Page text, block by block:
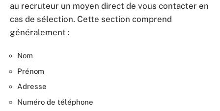
au recruteur un moyen direct de vous contacter en
cas de sélection. Cette section comprend
généralement :
Nom
Prénom
Adresse
Numéro de téléphone